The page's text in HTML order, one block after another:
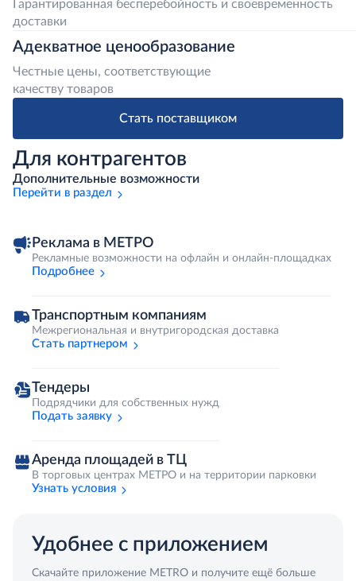
Гарантированная бесперебойность и своевременность
доставки
Адекватное ценообразование
Честные цены, соответствующие
качеству товаров
Стать поставщиком
Для контрагентов
Дополнительные возможности
Перейти в раздел
Реклама в МЕТРО
Рекламные возможности на офлайн и онлайн-площадках
Подробнее
Транспортным компаниям
Межрегиональная и внутригородская доставка
Стать партнером
Тендеры
Подрядчики для собственных нужд
Подать заявку
Аренда площадей в ТЦ
В торговых центрах МЕТРО и на территории парковки
Узнать условия
Удобнее с приложением
Скачайте приложение METRO и получите ещё больше